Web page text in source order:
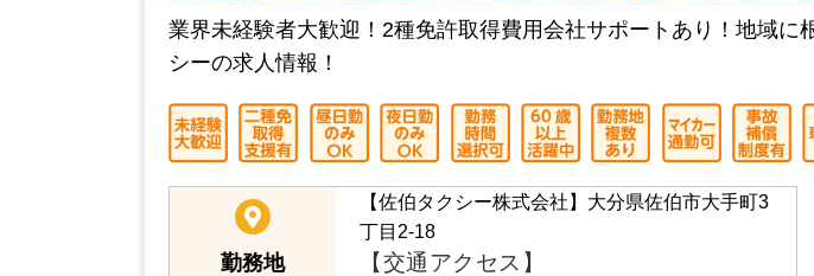
業界未経験者大歓迎！2種免許取得費用会社サポートあり！地域
シーの求人情報！
勤務地
【佐伯タクシー株式会社】大分県佐伯市大手町3
丁目2-18
【交通アクセス】